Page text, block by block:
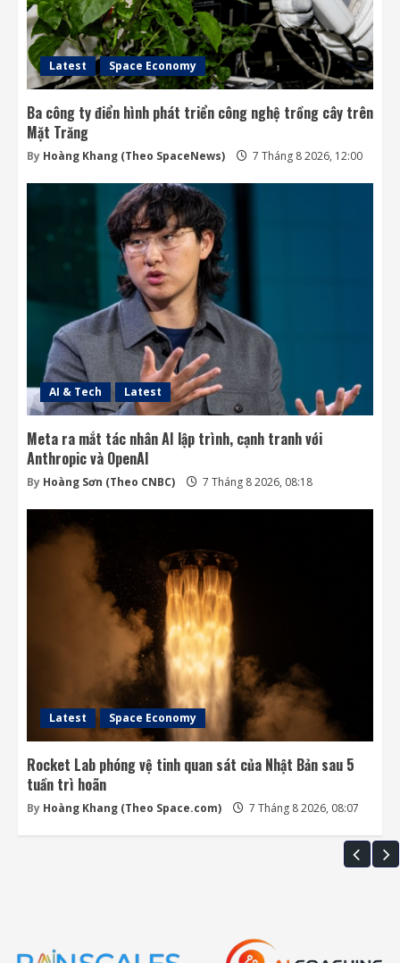
Latest Space Economy
Ba công ty điển hình phát triển công nghệ trồng cây trên
Mặt Trăng
By Hoàng Khang (Theo SpaceNews) 7 Tháng 8 2026, 12:00
AI & Tech Latest
Meta ra mắt tác nhân AI lập trình, cạnh tranh với
Anthropic và OpenAI
By Hoàng Sơn (Theo CNBC) 7 Tháng 8 2026, 08:18
Latest Space Economy
Rocket Lab phóng vệ tinh quan sát của Nhật Bản sau 5
tuần trì hoãn
By Hoàng Khang (Theo Space.com) 7 Tháng 8 2026, 08:07